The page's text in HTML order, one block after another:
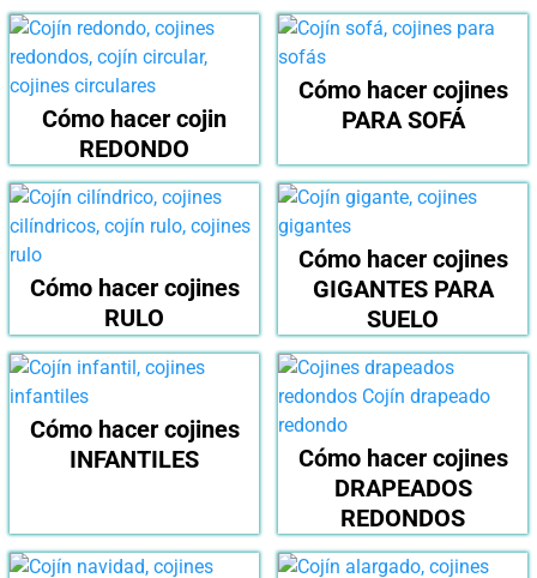
tener la cantidad de
cojines deseada
es prudente medir y
Cómo hacer cojin
REDONDO
Cómo hacer cojines
PARA SOFÁ
Cómo hacer cojines
RULO
Cómo hacer cojines
GIGANTES PARA
SUELO
Cómo hacer cojines
INFANTILES
Cómo hacer cojines
DRAPEADOS
REDONDOS